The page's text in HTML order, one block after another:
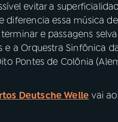
evitar a
diferencia essa música
e passagens
e a Orquestra Sinfônica
Pontes de Colônia
Deutsche Welle vai